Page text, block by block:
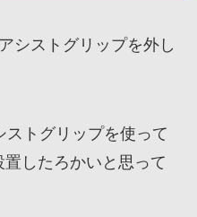
シストグリップを外し
トグリップを使って
したろかいと思って